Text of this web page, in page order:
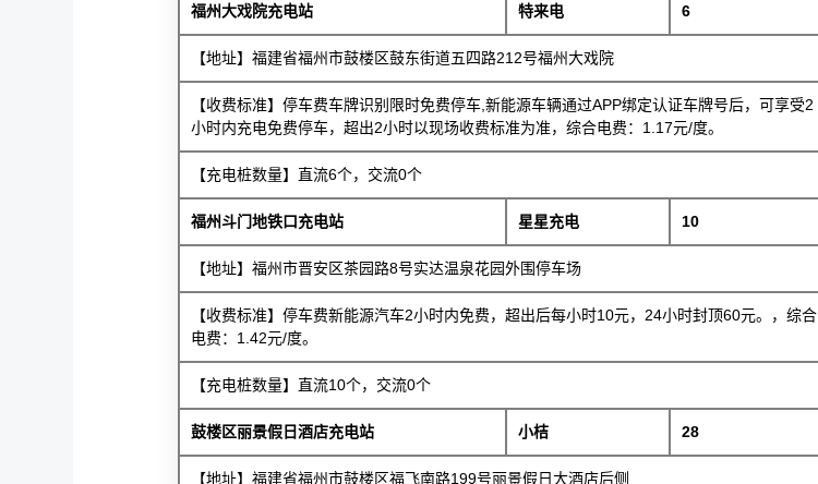
福州大戏院充电站 特来电 6
【地址】福建省福州市鼓楼区鼓东街道五四路212号福州大戏院
【收费标准】停车费车牌识别限时免费停车,新能源车辆通过APP绑定认证车牌号后，可享受2
小时内充电免费停车，超出2小时以现场收费标准为准，综合电费：1.17元/度。
【充电桩数量】直流6个，交流0个
福州斗门地铁口充电站 星星充电 10
【地址】福州市晋安区茶园路8号实达温泉花园外围停车场
【收费标准】停车费新能源汽车2小时内免费，超出后每小时10元，24小时封顶60元。，综合
电费：1.42元/度。
【充电桩数量】直流10个，交流0个
鼓楼区丽景假日酒店充电站 小桔 28
【地址】福建省福州市鼓楼区福飞南路199号丽景假日大酒店后侧